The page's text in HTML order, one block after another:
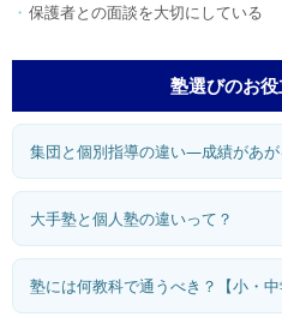
保護者との面談を大切にしている
塾選びのお
集団と個別指導の違い―成績があ
大手塾と個人塾の違いって？
塾には何教科で通うべき？【小・中